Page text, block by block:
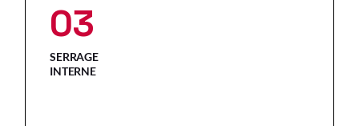
03
SERRAGE
INTERNE